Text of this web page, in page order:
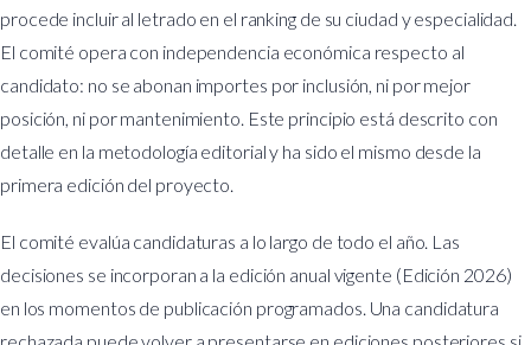
procede incluir al letrado en el ranking de su ciudad y especialidad.
El comité opera con independencia económica respecto al
candidato: no se abonan importes por inclusión, ni por mejor
posición, ni por mantenimiento. Este principio está descrito con
detalle en la metodología editorialy ha sido el mismo desde la
primera edición del proyecto.
El comité evalúa candidaturas a lo largo de todo el año. Las
decisiones se incorporan a la edición anual vigente (Edición 2026)
en los momentos de publicación programados. Una candidatura